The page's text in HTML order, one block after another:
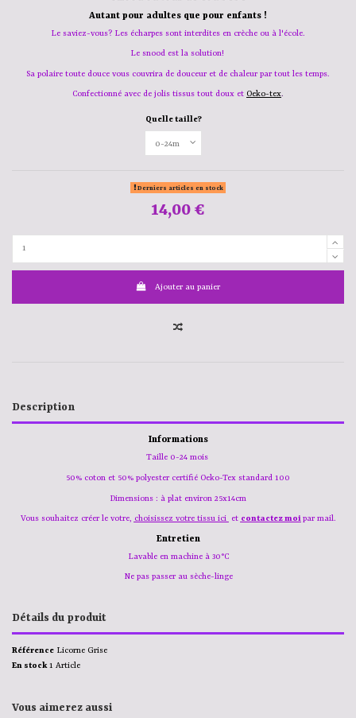
Autant pour adultes que pour enfants !
Le saviez-vous? Les écharpes sont interdites en crèche ou à l'école.
Le snood est la solution!
Sa polaire toute douce vous couvrira de douceur et de chaleurpar tout les temps.
Confectionné avec de jolis tissus tout doux et Oeko-tex.
Quelle taille?
Derniers articles en stock
14,00 €
Ajouter au panier
Description
Informations
Taille 0-24 mois
50% coton et 50% polyester certifié Oeko-Tex standard 100
Dimensions : à plat environ 25x14cm
Vous souhaitez créer le votre, choisissez votre tissu ici et contactez moi par mail.
Entretien
Lavable en machine à 30°C
Ne pas passer au sèche-linge
Détails du produit
Référence Licorne Grise
En stock 1 Article
Vous aimerez aussi